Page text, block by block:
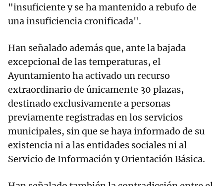
"insuficiente y se ha mantenido a rebufo de
una insuficiencia cronificada".
Han señalado además que, ante la bajada
excepcional de las temperaturas, el
Ayuntamiento ha activado un recurso
extraordinario de únicamente 30 plazas,
destinado exclusivamente a personas
previamente registradas en los servicios
municipales, sin que se haya informado de su
existencia ni a las entidades sociales ni al
Servicio de Información y Orientación Básica.